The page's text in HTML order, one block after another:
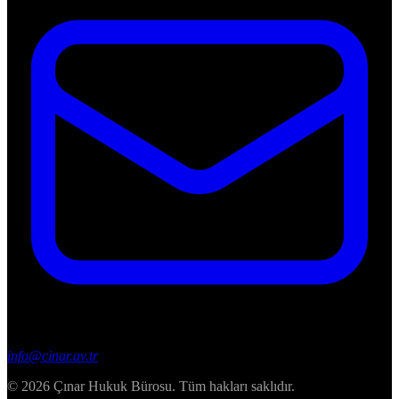
info@cinar.av.tr
© 2026 Çınar Hukuk Bürosu. Tüm hakları saklıdır.